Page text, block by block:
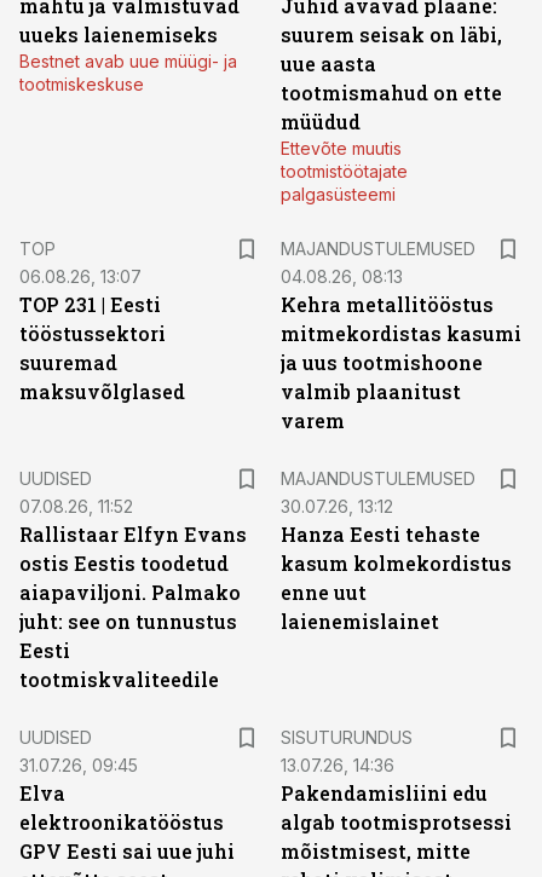
mahtu ja valmistuvad
uueks laienemiseks
Bestnet avab uue müügi- ja
tootmiskeskuse
Juhid avavad plaane:
suurem seisak on läbi,
uue aasta
tootmismahud on ette
müüdud
Ettevõte muutis
tootmistöötajate
palgasüsteemi
TOP
06.08.26, 13:07
TOP 231 | Eesti
tööstussektori
suuremad
maksuvõlglased
MAJANDUSTULEMUSED
04.08.26, 08:13
Kehra metallitööstus
mitmekordistas kasumi
ja uus tootmishoone
valmib plaanitust
varem
UUDISED
07.08.26, 11:52
Rallistaar Elfyn Evans
ostis Eestis toodetud
aiapaviljoni. Palmako
juht: see on tunnustus
Eesti
tootmiskvaliteedile
MAJANDUSTULEMUSED
30.07.26, 13:12
Hanza Eesti tehaste
kasum kolmekordistus
enne uut
laienemislainet
UUDISED
31.07.26, 09:45
Elva
elektroonikatööstus
GPV Eesti sai uue juhi
SISUTURUNDUS
13.07.26, 14:36
Pakendamisliini edu
algab tootmisprotsessi
mõistmisest, mitte